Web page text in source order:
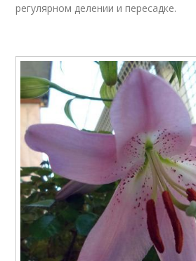
регулярном делении и пересадке.